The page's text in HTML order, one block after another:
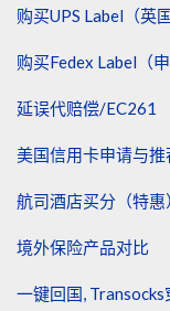
购买UPS Label（英
购买Fedex Label（
延误代赔偿/EC261
美国信用卡申请与推
航司酒店买分（特惠
境外保险产品对比
一键回国, Transocks